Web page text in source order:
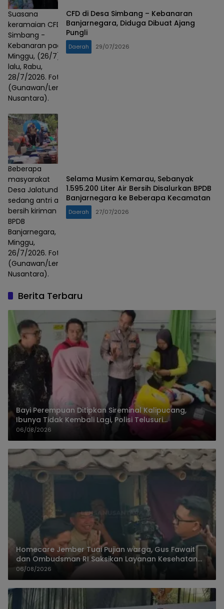
Suasana
keramaian CFD
Simbang -
Kebanaran pada
Minggu, (26/7)
lalu, Rabu,
28/7/2026. Foto :
(Gunawan/Lensa
Nusantara).
CFD di Desa Simbang – Kebanaran
Banjarnegara, Diduga Dibuat Ajang
Pungli
Daerah 29/07/2026
Beberapa
masyarakat
Desa Jalatunda
sedang antri air
bersih kiriman
BPDB
Banjarnegara,
Minggu,
26/7/2026. Foto :
(Gunawan/Lensa
Nusantara).
Selama Musim Kemarau, Sebanyak
1.595.200 Liter Air Bersih Disalurkan BPDB
Banjarnegara ke Beberapa Kecamatan
Daerah 27/07/2026
Berita Terbaru
Bayi Perempuan Ditipkan Sireminal Kalipucang,
Ibunya Tidak Kembali Lagi, Polisi Telusuri
Keberadaan Orang Tua
06/08/2026
Homecare Jember Tuai Pujian warga, Gus Fawait
dan Ombudsman RI Saksikan Layanan Kesehatan
Rumah Pasien
06/08/2026